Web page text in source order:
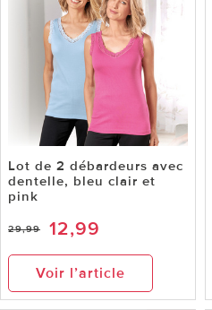
Lot de 2 débardeurs avec
dentelle, bleu clair et
pink
29,99 12,99
Voir l’article